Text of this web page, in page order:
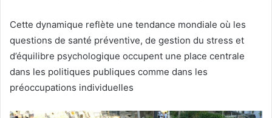
Cette dynamique reflète une tendance mondiale où les
questions de santé préventive, de gestion du stress et
d’équilibre psychologique occupent une place centrale
dans les politiques publiques comme dans les
préoccupations individuelles